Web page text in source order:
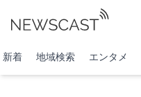
新着 地域検索 エンタメ